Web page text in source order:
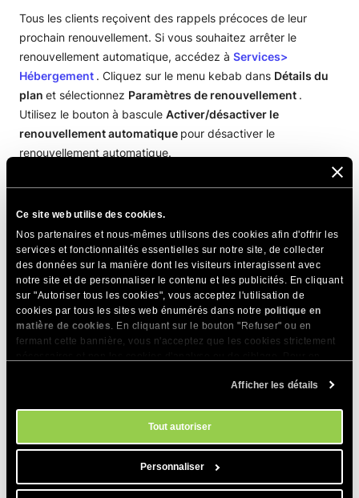
Ce site web utilise des cookies.
Nos partenaires et nous-mêmes utilisons des cookies afin d'offrir les
services et fonctionnalités essentielles sur notre site, de collecter
des données sur la manière dont les visiteurs interagissent avec
notre site et de personnaliser le contenu et les publicités. En cliquant
sur "Autoriser tous les cookies", vous acceptez l'utilisation de
cookies par tous les sites web énumérés dans notre politique en
matière de cookies . En cliquant sur le bouton "Refuser" ou en
fermant cette bannière, vous n'acceptez que les cookies strictement
. Vous pouvez gérer vos préférences
Afficher les détails
Tout autoriser
Personnaliser
Tous les clients reçoivent des rappels précoces de leur
prochain renouvellement. Si vous souhaitez arrêter le
renouvellement automatique, accédez à Services>
Hébergement . Cliquez sur le menu kebab dans Détails du
plan et sélectionnez Paramètres de renouvellement .
Utilisez le bouton à bascule Activer/désactiver le
renouvellement automatique pour désactiver le
renouvellement automatique.
Articles Connexes
Comment vérifier une commande
Comment acheter un nouveau plan
d'hébergement
Comment supprimer les informations de ma
Comment arrêter la facturation automatique